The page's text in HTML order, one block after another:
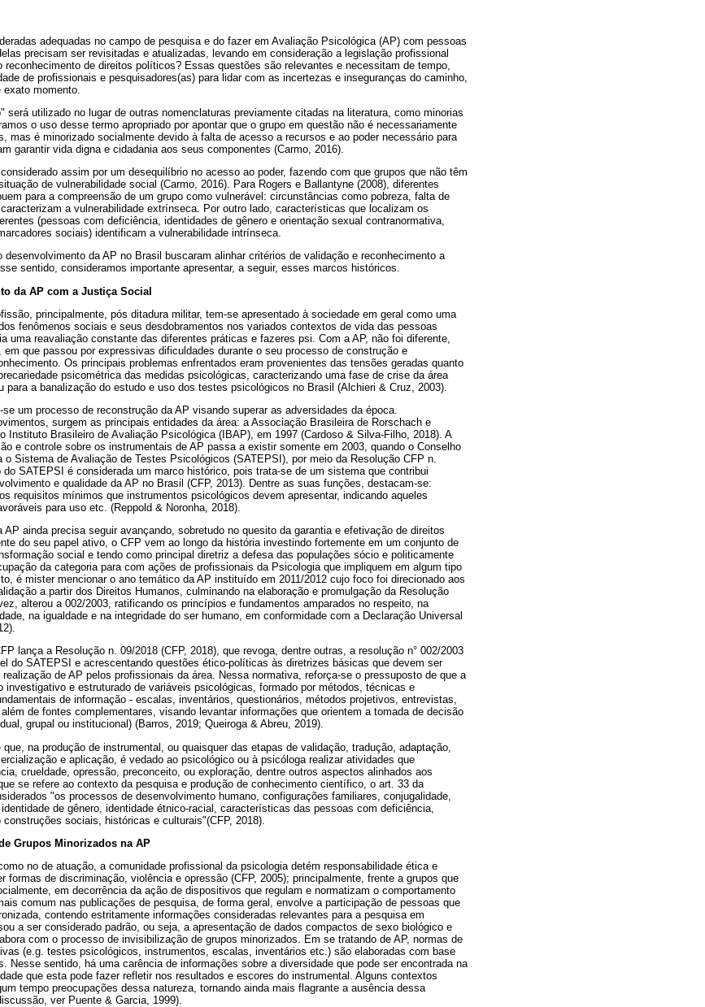
adequadas no campo de pesquisa e do fazer em Avaliação Psicológica (AP) com pessoas
precisam ser revisitadas e atualizadas, levando em consideração a legislação profissional
reconhecimento de direitos políticos? Essas questões são relevantes e necessitam de tempo,
de profissionais e pesquisadores(as) para lidar com as incertezas e inseguranças do caminho,
momento.
será utilizado no lugar de outras nomenclaturas previamente citadas na literatura, como minorias
o uso desse termo apropriado por apontar que o grupo em questão não é necessariamente
mas é minorizado socialmente devido à falta de acesso a recursos e ao poder necessário para
garantir vida digna e cidadania aos seus componentes (Carmo, 2016).
assim por um desequilíbrio no acesso ao poder, fazendo com que grupos que não têm
de vulnerabilidade social (Carmo, 2016). Para Rogers e Ballantyne (2008), diferentes
para a compreensão de um grupo como vulnerável: circunstâncias como pobreza, falta de
a vulnerabilidade extrínseca. Por outro lado, características que localizam os
(pessoas com deficiência, identidades de gênero e orientação sexual contranormativa,
sociais) identificam a vulnerabilidade intrínseca.
desenvolvimento da AP no Brasil buscaram alinhar critérios de validação e reconhecimento a
sentido, consideramos importante apresentar, a seguir, esses marcos históricos.
da AP com a Justiça Social
principalmente, pós ditadura militar, tem-se apresentado à sociedade em geral como uma
fenômenos sociais e seus desdobramentos nos variados contextos de vida das pessoas
uma reavaliação constante das diferentes práticas e fazeres psi. Com a AP, não foi diferente,
que passou por expressivas dificuldades durante o seu processo de construção e
Os principais problemas enfrentados eram provenientes das tensões geradas quanto
psicométrica das medidas psicológicas, caracterizando uma fase de crise da área
para a banalização do estudo e uso dos testes psicológicos no Brasil (Alchieri & Cruz, 2003).
um processo de reconstrução da AP visando superar as adversidades da época.
surgem as principais entidades da área: a Associação Brasileira de Rorschach e
Instituto Brasileiro de Avaliação Psicológica (IBAP), em 1997 (Cardoso & Silva-Filho, 2018). A
e controle sobre os instrumentais de AP passa a existir somente em 2003, quando o Conselho
o Sistema de Avaliação de Testes Psicológicos (SATEPSI), por meio da Resolução CFP n.
do SATEPSI é considerada um marco histórico, pois trata-se de um sistema que contribui
e qualidade da AP no Brasil (CFP, 2013). Dentre as suas funções, destacam-se:
requisitos mínimos que instrumentos psicológicos devem apresentar, indicando aqueles
para uso etc. (Reppold & Noronha, 2018).
AP ainda precisa seguir avançando, sobretudo no quesito da garantia e efetivação de direitos
do seu papel ativo, o CFP vem ao longo da história investindo fortemente em um conjunto de
social e tendo como principal diretriz a defesa das populações sócio e politicamente
da categoria para com ações de profissionais da Psicologia que impliquem em algum tipo
é mister mencionar o ano temático da AP instituído em 2011/2012 cujo foco foi direcionado aos
a partir dos Direitos Humanos, culminando na elaboração e promulgação da Resolução
alterou a 002/2003, ratificando os princípios e fundamentos amparados no respeito, na
na igualdade e na integridade do ser humano, em conformidade com a Declaração Universal
lança a Resolução n. 09/2018 (CFP, 2018), que revoga, dentre outras, a resolução n° 002/2003
do SATEPSI e acrescentando questões ético-políticas às diretrizes básicas que devem ser
de AP pelos profissionais da área. Nessa normativa, reforça-se o pressuposto de que a
investigativo e estruturado de variáveis psicológicas, formado por métodos, técnicas e
de informação - escalas, inventários, questionários, métodos projetivos, entrevistas,
de fontes complementares, visando levantar informações que orientem a tomada de decisão
grupal ou institucional) (Barros, 2019; Queiroga & Abreu, 2019).
na produção de instrumental, ou quaisquer das etapas de validação, tradução, adaptação,
e aplicação, é vedado ao psicológico ou à psicóloga realizar atividades que
crueldade, opressão, preconceito, ou exploração, dentre outros aspectos alinhados aos
se refere ao contexto da pesquisa e produção de conhecimento científico, o art. 33 da
"os processos de desenvolvimento humano, configurações familiares, conjugalidade,
de gênero, identidade étnico-racial, características das pessoas com deficiência,
sociais, históricas e culturais"(CFP, 2018).
Grupos Minorizados na AP
no de atuação, a comunidade profissional da psicologia detém responsabilidade ética e
formas de discriminação, violência e opressão (CFP, 2005); principalmente, frente a grupos que
em decorrência da ação de dispositivos que regulam e normatizam o comportamento
comum nas publicações de pesquisa, de forma geral, envolve a participação de pessoas que
contendo estritamente informações consideradas relevantes para a pesquisa em
a ser considerado padrão, ou seja, a apresentação de dados compactos de sexo biológico e
com o processo de invisibilização de grupos minorizados. Em se tratando de AP, normas de
(e.g. testes psicológicos, instrumentos, escalas, inventários etc.) são elaboradas com base
Nesse sentido, há uma carência de informações sobre a diversidade que pode ser encontrada na
que esta pode fazer refletir nos resultados e escores do instrumental. Alguns contextos
tempo preocupações dessa natureza, tornando ainda mais flagrante a ausência dessa
ver Puente & Garcia, 1999).